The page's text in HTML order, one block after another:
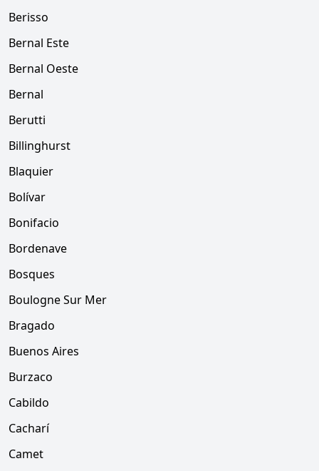
Berisso
Bernal Este
Bernal Oeste
Bernal
Berutti
Billinghurst
Blaquier
Bolívar
Bonifacio
Bordenave
Bosques
Boulogne Sur Mer
Bragado
Buenos Aires
Burzaco
Cabildo
Cacharí
Camet